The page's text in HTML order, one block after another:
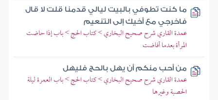
ما كنت تطوفي بالبيت ليالي قدمنا قلت لا قال
فاخرجي مع أخيك إلى التنعيم
عمدة القاري شرح صحيح البخاري > كتاب الحج > باب إذا حاضت
المرأة بعدما أفاضت
من أحب منكم أن يهل بالحج فليهل
عمدة القاري شرح صحيح البخاري > كتاب الحج > باب العمرة ليلة
الحصبة وغيرها